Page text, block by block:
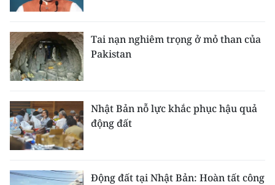
Tai nạn nghiêm trọng ở mỏ than của
Pakistan
Nhật Bản nỗ lực khắc phục hậu quả
động đất
Động đất tại Nhật Bản: Hoàn tất công